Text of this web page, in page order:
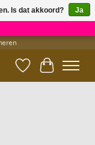
×
Verlanglijst
Is dat akkoord?
Ja